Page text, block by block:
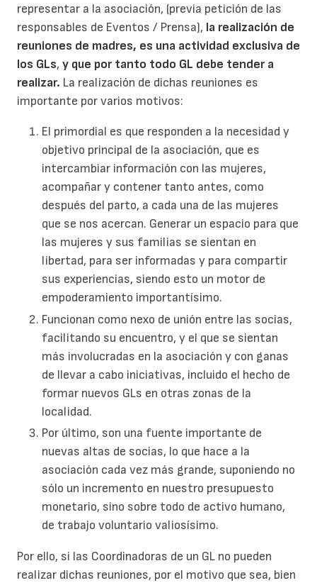
representar a la asociación, (previa petición de las
responsables de Eventos / Prensa), la realización de
reuniones de madres, es una actividad exclusiva de
los GLs, y que por tanto todo GL debe tender a
realizar. La realización de dichas reuniones es
importante por varios motivos:
El primordial es que responden a la necesidad y
objetivo principal de la asociación, que es
intercambiar información con las mujeres,
acompañar y contener tanto antes, como
después del parto, a cada una de las mujeres
que se nos acercan. Generar un espacio para que
las mujeres y sus familias se sientan en
libertad, para ser informadas y para compartir
sus experiencias, siendo esto un motor de
empoderamiento importantísimo.
Funcionan como nexo de unión entre las socias,
facilitando su encuentro, y el que se sientan
más involucradas en la asociación y con ganas
de llevar a cabo iniciativas, incluido el hecho de
formar nuevos GLs en otras zonas de la
localidad.
Por último, son una fuente importante de
nuevas altas de socias, lo que hace a la
asociación cada vez más grande, suponiendo no
sólo un incremento en nuestro presupuesto
monetario, sino sobre todo de activo humano,
de trabajo voluntario valiosísimo.
Por ello, si las Coordinadoras de un GL no pueden
realizar dichas reuniones, por el motivo que sea, bien